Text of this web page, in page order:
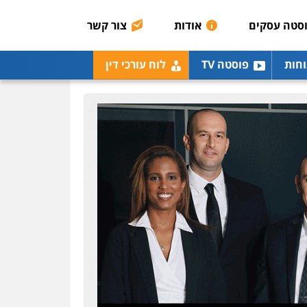
עסקים אודות צור קשר
פוסטה TV לוח עורכי דין
מנשה, אלמוג – עורכי דין
פלילי עבירות תנועה
צווארון לבן תעבורה עורכי
דין לענייני אסירים מעצרים
0546470989
עו"ד אבי כהן
פלילי פשיעה חמורה
קטינים אלימות סמים
עבירות מין
0523647066
ויקי שמואל – משרד עו"ד
משפט פלילי
0528959600